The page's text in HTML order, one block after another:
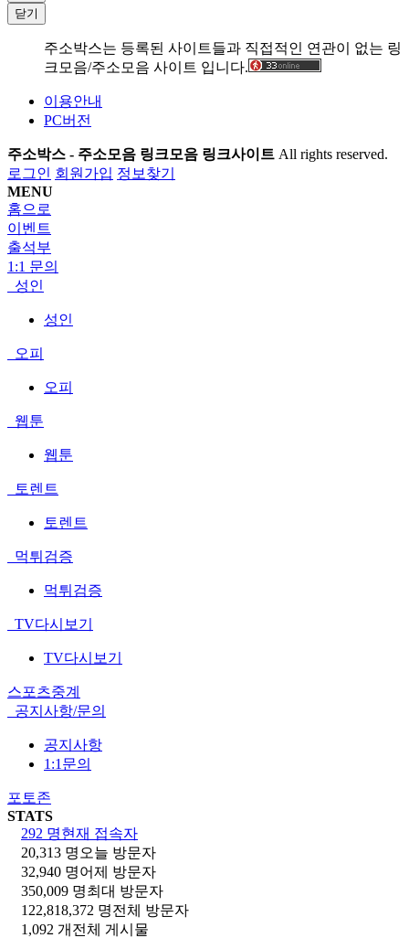
닫기
주소박스는 등록된 사이트들과 직접적인 연관이 없는 링
크모음/주소모음 사이트 입니다.
이용안내
PC버전
주소박스 - 주소모음 링크모음 링크사이트 All rights reserved.
로그인 회원가입 정보찾기
MENU
홈으로
이벤트
출석부
1:1 문의
성인
성인
오피
오피
웹툰
웹툰
토렌트
토렌트
먹튀검증
먹튀검증
TV다시보기
TV다시보기
스포츠중계
공지사항/문의
공지사항
1:1문의
포토존
STATS
292 명현재 접속자
20,313 명오늘 방문자
32,940 명어제 방문자
350,009 명최대 방문자
122,818,372 명전체 방문자
1,092 개 전체 게시물